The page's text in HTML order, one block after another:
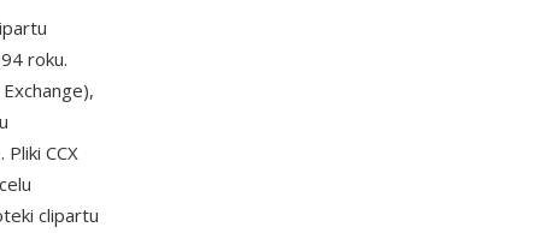
roku.
CCX
clipartu